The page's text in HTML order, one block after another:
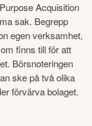
Acquisition
sak. Begrepp
egen verksamhet,
finns till för att
Börsnoteringen
ske på två olika
förvärva bolaget.